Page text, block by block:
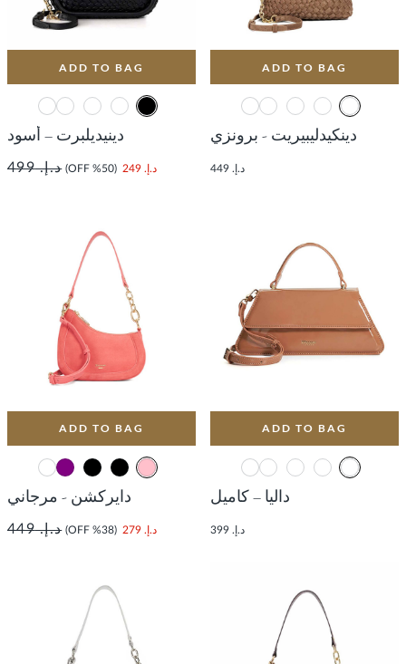
ADD TO BAG
دينكيدليبيريت - برونزي
د.إ. 449
ADD TO BAG
دينيديلبرت – أسود
د.إ. 249 (50% OFF) د.إ. 499
ADD TO BAG
داليا – كاميل
د.إ. 399
ADD TO BAG
دايركشن - مرجاني
د.إ. 279 (38% OFF) د.إ. 449